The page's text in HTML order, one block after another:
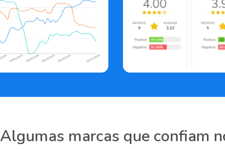
Algumas marcas que confiam